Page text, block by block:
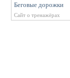
Беговые дорожки
Сайт о тренажёрах